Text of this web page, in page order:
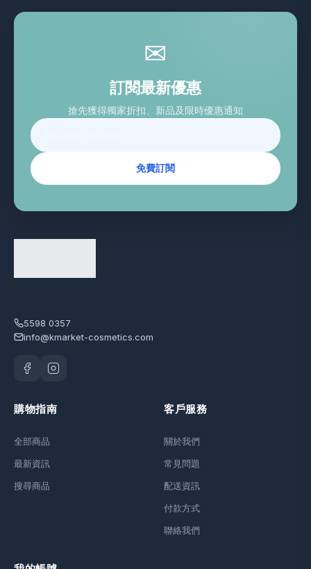
✉
訂閱最新優惠
搶先獲得獨家折扣、新品及限時優惠通知
免費訂閱
5598 0357
info@kmarket-cosmetics.com
購物指南
全部商品
最新資訊
搜尋商品
客戶服務
關於我們
常見問題
配送資訊
付款方式
聯絡我們